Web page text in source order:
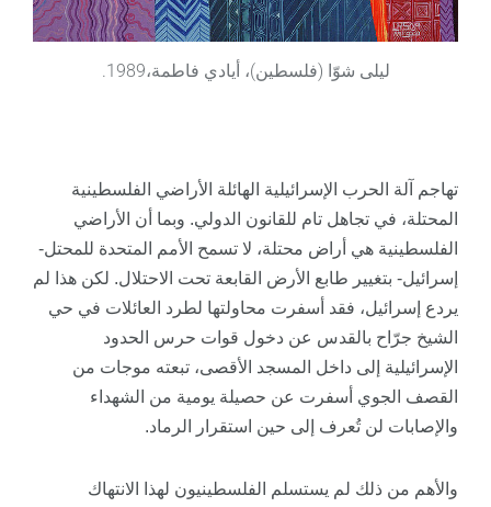
ليلى شوّا (فلسطين)، أيادي فاطمة،1989.
تهاجم آلة الحرب الإسرائيلية الهائلة الأراضي الفلسطينية
المحتلة، في تجاهل تام للقانون الدولي. وبما أن الأراضي
الفلسطينية هي أراض محتلة، لا تسمح الأمم المتحدة للمحتل-
إسرائيل- بتغيير طابع الأرض القابعة تحت الاحتلال. لكن هذا لم
يردع إسرائيل، فقد أسفرت محاولتها لطرد العائلات في حي
الشيخ جرّاح بالقدس عن دخول قوات حرس الحدود
الإسرائيلية إلى داخل المسجد الأقصى، تبعته موجات من
القصف الجوي أسفرت عن حصيلة يومية من الشهداء
والإصابات لن تُعرف إلى حين استقرار الرماد.
والأهم من ذلك لم يستسلم الفلسطينيون لهذا الانتهاك